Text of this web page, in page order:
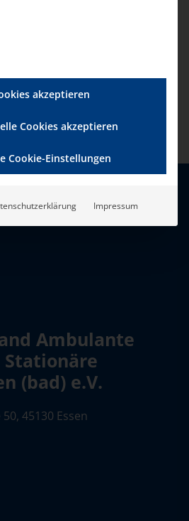
Ambulante
(bad) e.V.
45130 Essen
akzeptieren
Cookies akzeptieren
Cookie-Einstellungen
Impressum